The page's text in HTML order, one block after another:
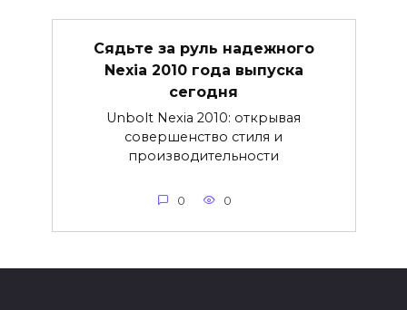
Сядьте за руль надежного
Nexia 2010 года выпуска
сегодня
Unbolt Nexia 2010: открывая
совершенство стиля и
производительности
0 0